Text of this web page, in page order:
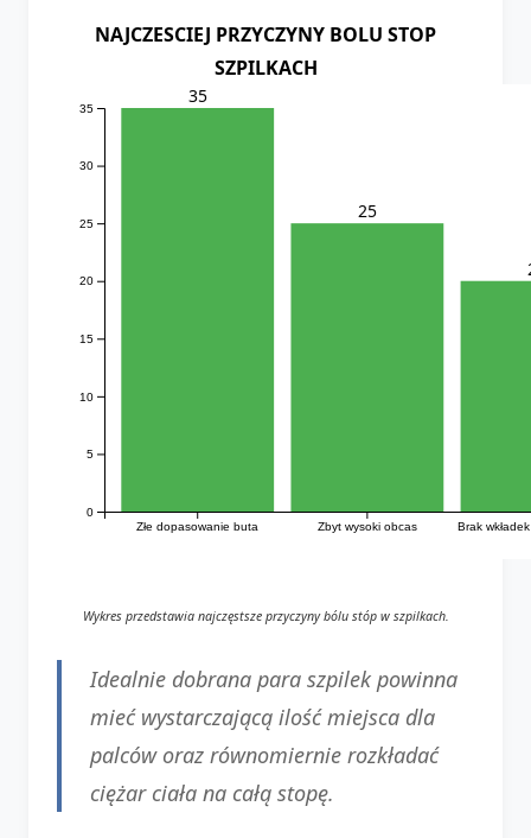
NAJCZESCIEJ PRZYCZYNY BOLU STOP
SZPILKACH
Złe dopasowanie buta Zbyt wysoki obcas Brak
0
5
10
15
20
25
30
35
35
25
Wykres przedstawia najczęstsze przyczyny bólu stóp w szpilkach.
Idealnie dobrana para szpilek powinna
mieć wystarczającą ilość miejsca dla
palców oraz równomiernie rozkładać
ciężar ciała na całą stopę.